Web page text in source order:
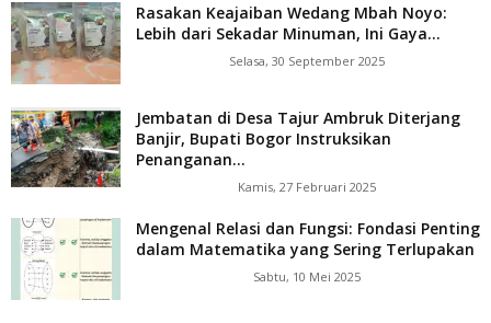
Rasakan Keajaiban Wedang Mbah Noyo:
Lebih dari Sekadar Minuman, Ini Gaya...
Selasa, 30 September 2025
Jembatan di Desa Tajur Ambruk Diterjang
Banjir, Bupati Bogor Instruksikan
Penanganan...
Kamis, 27 Februari 2025
Mengenal Relasi dan Fungsi: Fondasi Penting
dalam Matematika yang Sering Terlupakan
Sabtu, 10 Mei 2025